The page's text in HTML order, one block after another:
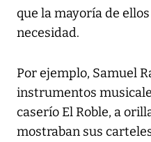
que la mayoría de
necesidad.
Por ejemplo, Samuel
instrumentos
caserío El Roble, a
mostraban sus